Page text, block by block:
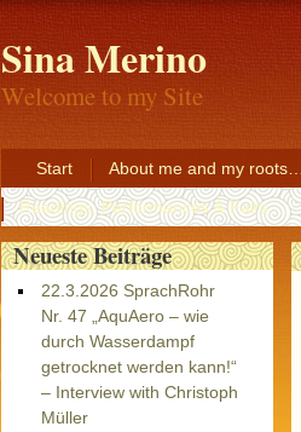
Sina Merino
Welcome to my Site
Start About me and my roots…
Readings, Performances & Fairs
Neueste Beiträge
22.3.2026 SprachRohr
Nr. 47 „AquAero – wie
durch Wasserdampf
getrocknet werden kann!“
– Interview with Christoph
Müller